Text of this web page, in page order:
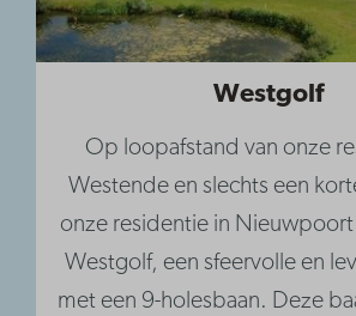
Westgolf
Op loopafstand van onze
Westende en slechts een
onze residentie in
Westgolf, een sfeervolle en
met een 9-holesbaan. Deze